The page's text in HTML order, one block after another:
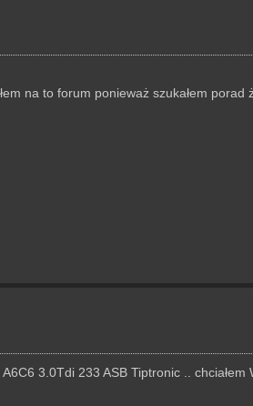
na to forum ponieważ szukałem porad
3.0Tdi 233 ASB Tiptronic .. chciałem